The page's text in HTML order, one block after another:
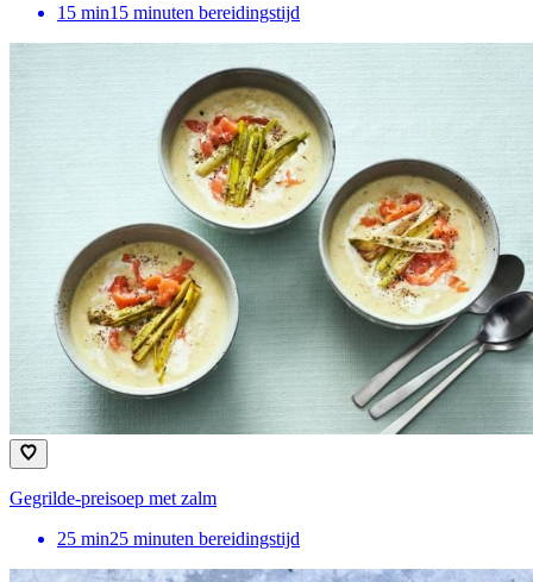
15 min15 minuten bereidingstijd
Gegrilde-preisoep met zalm
25 min25 minuten bereidingstijd